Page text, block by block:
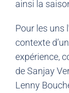
ainsi la
Pour les uns
contexte
expérience,
de Sanjay
Lenny